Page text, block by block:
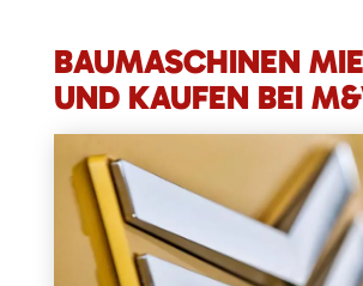
BAUMASCHINEN
UND KAUFEN BEI